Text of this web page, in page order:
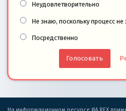
Неудовлетворительно
Не знаю, поскольку процесс не
Посредственно
На информационном ресурсе ИА REX